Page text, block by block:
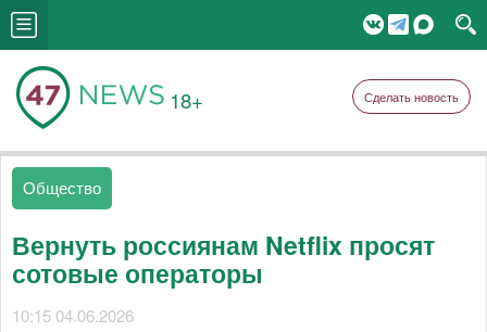
18+ Сделать новость
Общество
Вернуть россиянам Netflix просят
сотовые операторы
10:15 04.06.2026